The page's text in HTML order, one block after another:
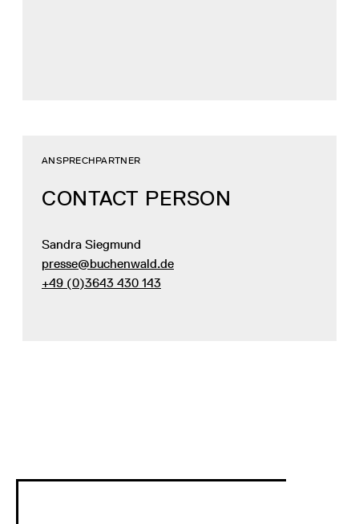
CONTACT PERSON
ANSPRECHPARTNER
Sandra Siegmund
presse@buchenwald.de
+49 (0)3643 430 143